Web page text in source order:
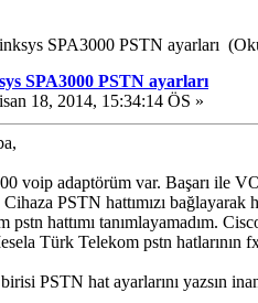
SPA3000 PSTN ayarları
SPA3000 PSTN ayarları
18, 2014, 15:34:14 ÖS »
voip adaptörüm var. Başarı ile
Cihaza PSTN hattımızı
pstn hattımı tanımlayamadım.
Türk Telekom pstn hatlarının
PSTN hat ayarlarını yazsın